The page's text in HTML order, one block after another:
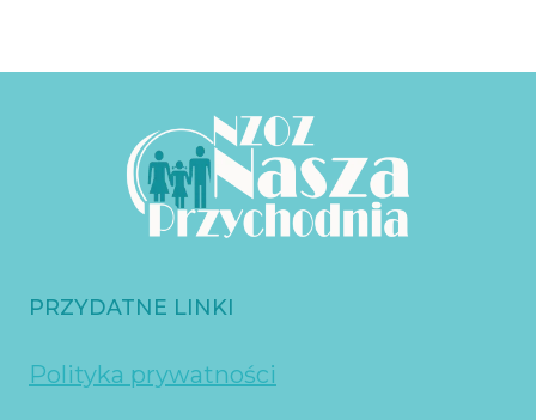
PRZYDATNE LINKI
Polityka prywatności